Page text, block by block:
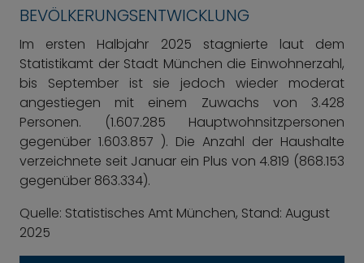
BEVÖLKERUNGSENTWICKLUNG
Im ersten Halbjahr 2025 stagnierte laut dem
Statistikamt der Stadt München die Einwohnerzahl,
bis September ist sie jedoch wieder moderat
angestiegen mit einem Zuwachs von 3.428
Personen. (1.607.285 Hauptwohnsitzpersonen
gegenüber 1.603.857 ). Die Anzahl der Haushalte
verzeichnete seit Januar ein Plus von 4.819 (868.153
gegenüber 863.334).
Quelle: Statistisches Amt München, Stand: August
2025